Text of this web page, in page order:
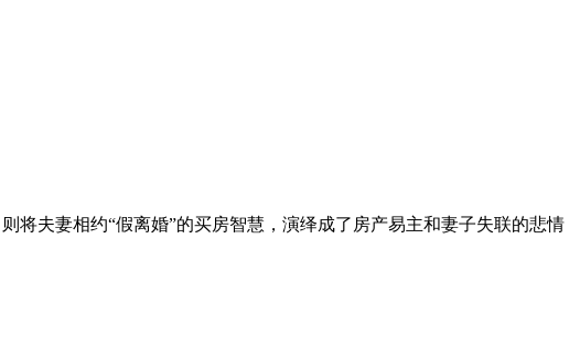
将夫妻相约“假离婚”的买房智慧，演绎成了房产易主和妻子失联的悲情